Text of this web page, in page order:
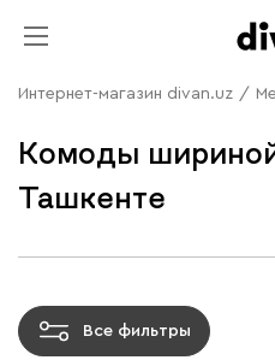
Интернет-магазин divan.uz /
Комоды
Ташкенте
Все фильтры